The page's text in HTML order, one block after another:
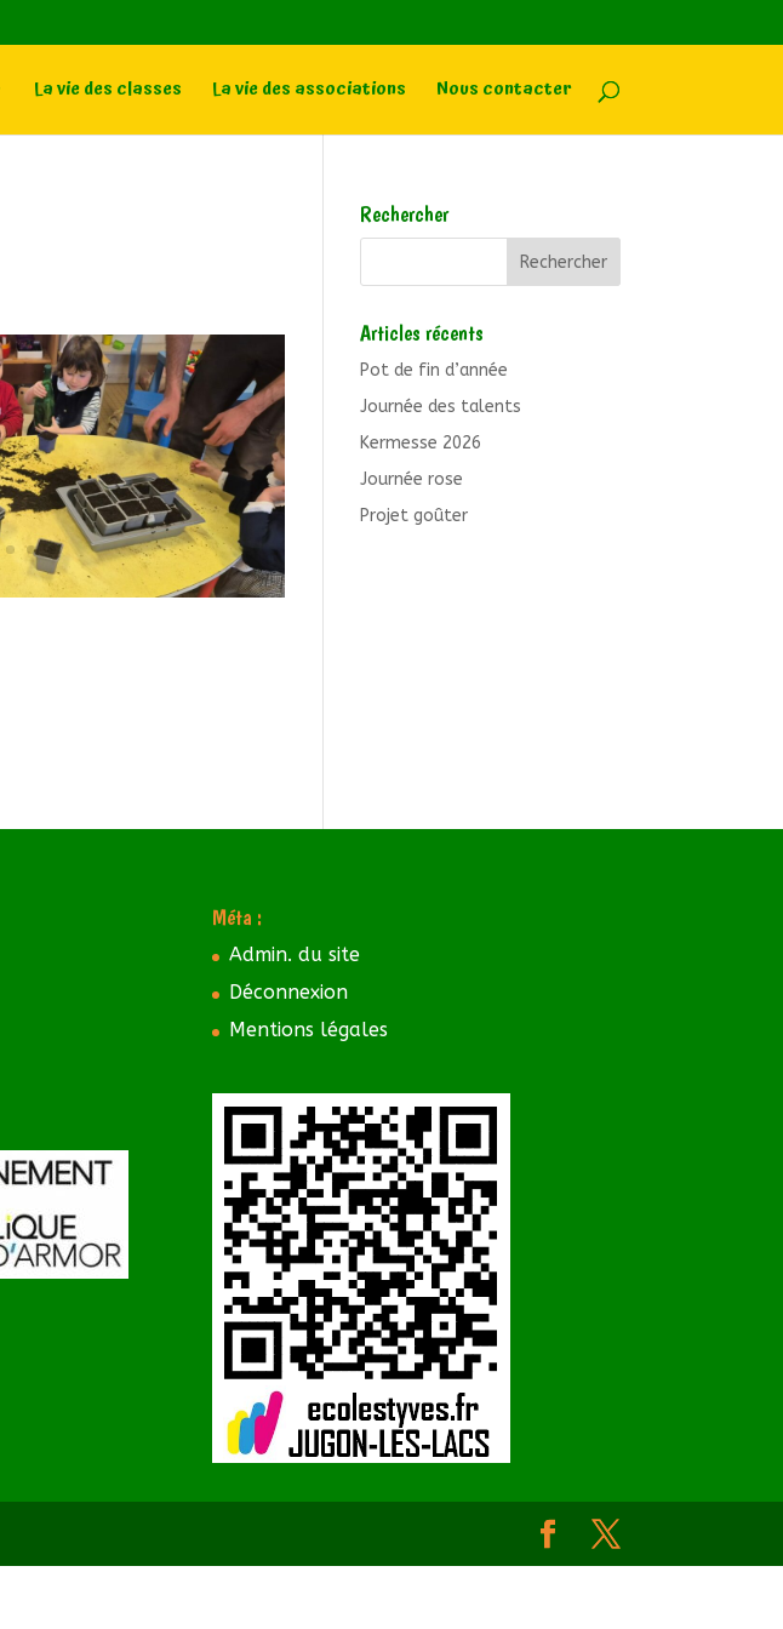
La vie des classes La vie des associations Nous contacter
Rechercher
Articles récents
Pot de fin d’année
Journée des talents
Kermesse 2026
Journée rose
Projet goûter
Méta :
Admin. du site
Déconnexion
Mentions légales